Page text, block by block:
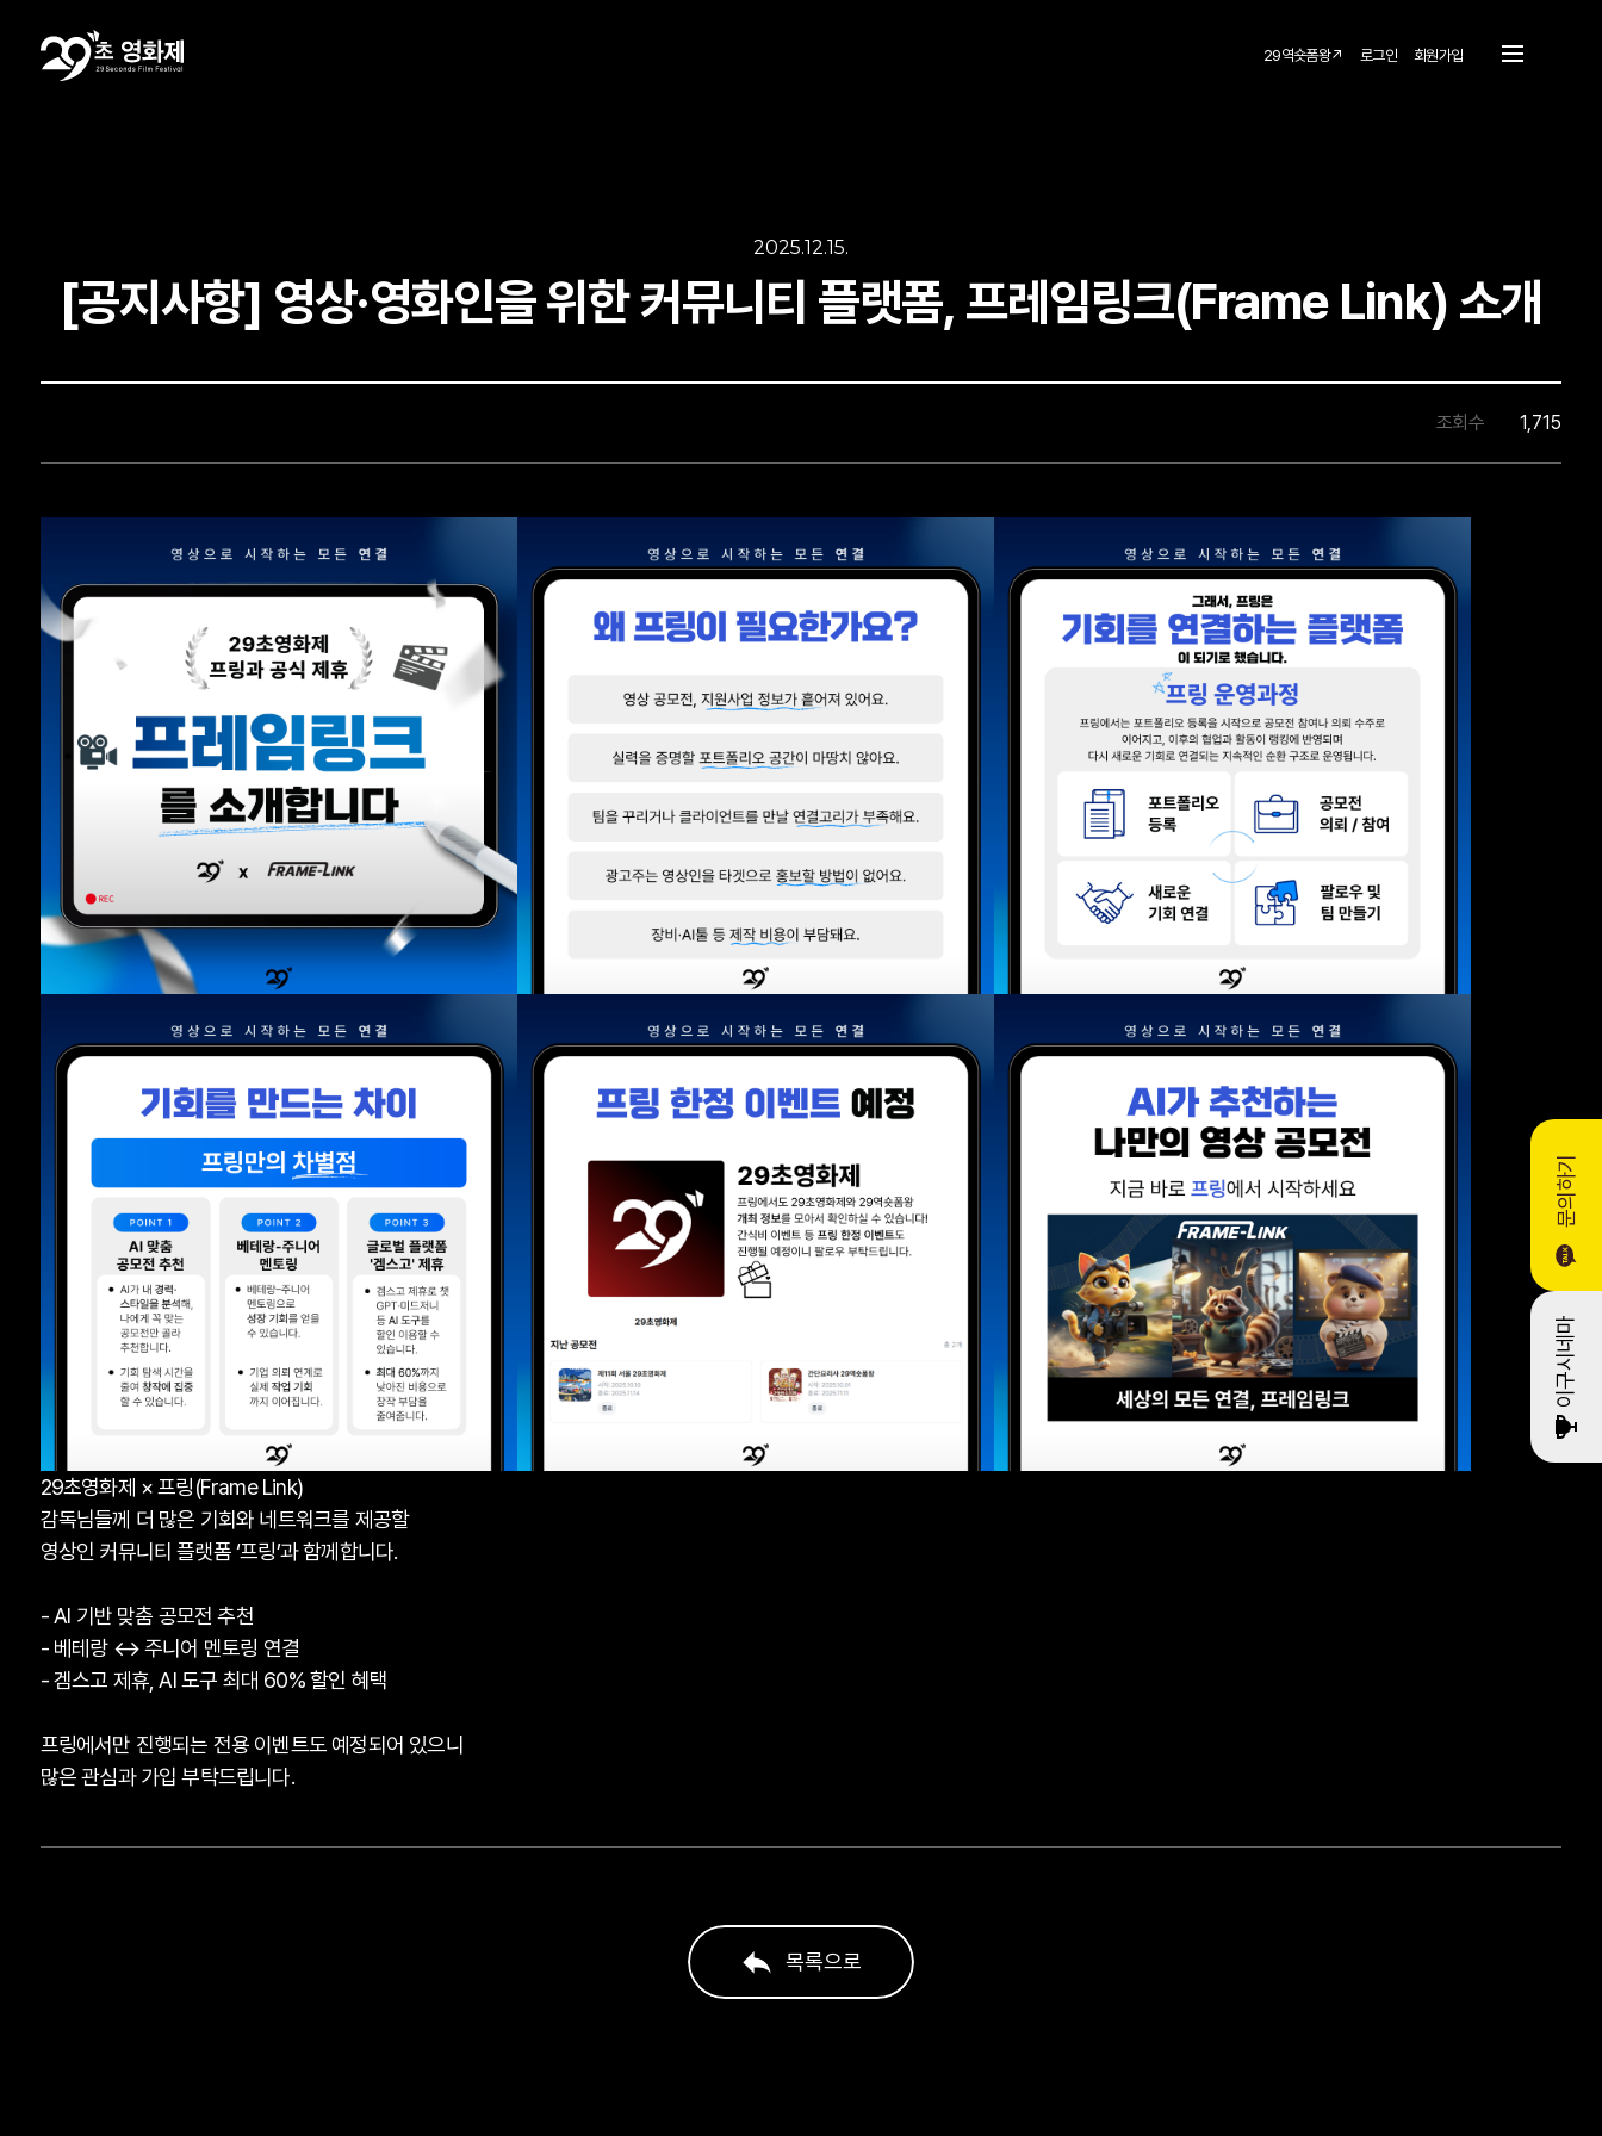
문의하기
이구시네마
29역숏폼왕↗ 로그인 회원가입
2025.12.15.
[공지사항] 영상·영화인을 위한 커뮤니티 플랫폼, 프레임링크(Frame Link) 소개
조회수 1,715
29초영화제 × 프링(Frame Link)
감독님들께 더 많은 기회와 네트워크를 제공할
영상인 커뮤니티 플랫폼 ‘프링’과 함께합니다.
- AI 기반 맞춤 공모전 추천
- 베테랑 ↔ 주니어 멘토링 연결
- 겜스고 제휴, AI 도구 최대 60% 할인 혜택
프링에서만 진행되는 전용 이벤트도 예정되어 있으니
많은 관심과 가입 부탁드립니다.
목록으로